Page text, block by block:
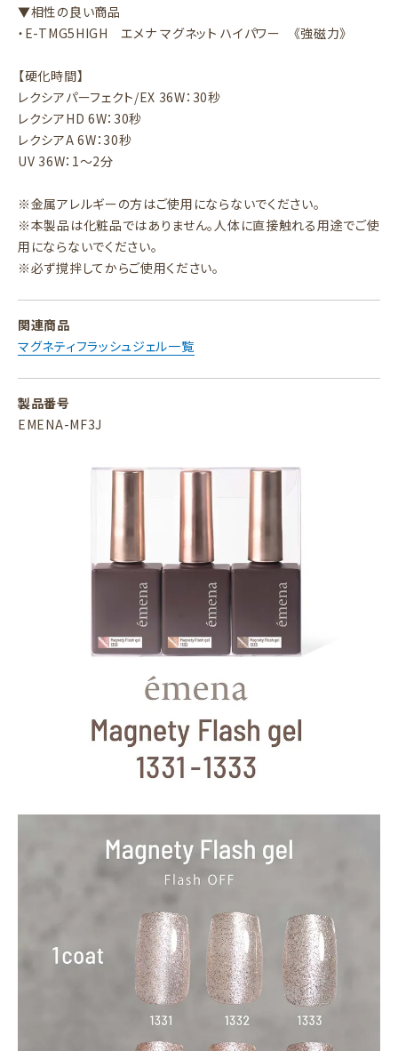
▼相性の良い商品
・E-TMG5HIGH エメナ マグネット ハイパワー 《強磁力》
【硬化時間】
レクシアパーフェクト/EX 36W：30秒
レクシアHD 6W：30秒
レクシアA 6W：30秒
UV 36W：1～2分
※金属アレルギーの方はご使用にならないでください。
※本製品は化粧品ではありません。人体に直接触れる用途でご使
用にならないでください。
※必ず撹拌してからご使用ください。
関連商品
マグネティフラッシュジェル一覧
製品番号
EMENA-MF3J